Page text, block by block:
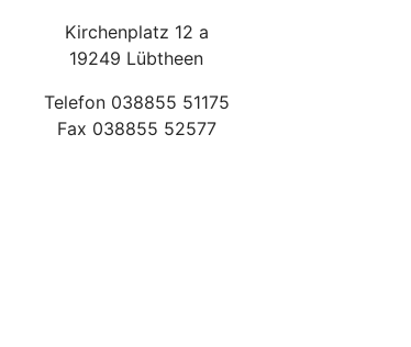
Kirchenplatz 12 a
19249 Lübtheen
Telefon 038855 51175
Fax 038855 52577